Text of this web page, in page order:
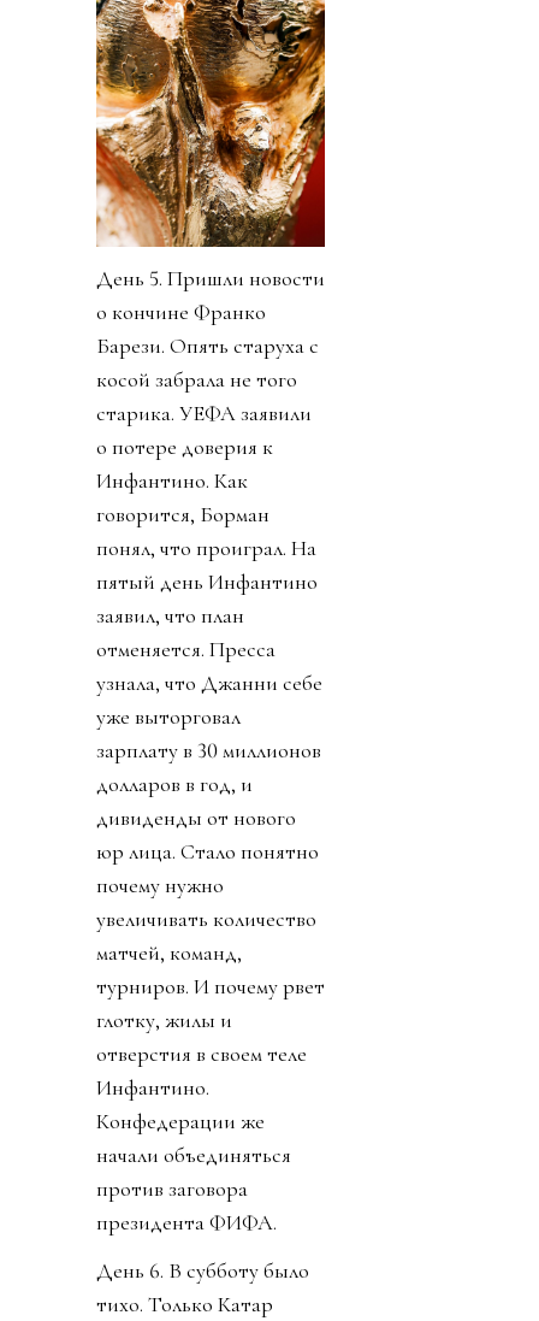
День 5. Пришли новости
о кончине Франко
Барези. Опять старуха с
косой забрала не того
старика. УЕФА заявили
о потере доверия к
Инфантино. Как
говорится, Борман
понял, что проиграл. На
пятый день Инфантино
заявил, что план
отменяется. Пресса
узнала, что Джанни себе
уже выторговал
зарплату в 30 миллионов
долларов в год, и
дивиденды от нового
юр лица. Стало понятно
почему нужно
увеличивать количество
матчей, команд,
турниров. И почему рвет
глотку, жилы и
отверстия в своем теле
Инфантино.
Конфедерации же
начали объединяться
против заговора
президента ФИФА.
День 6. В субботу было
тихо. Только Катар